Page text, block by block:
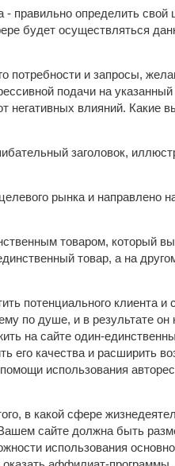
правильно определить свой
будет осуществляться
потребности и запросы,
подачи на
негативных влияний. Какие
заголовок,
рынка и направлено
товаром, который
товар, а на
потенциального клиента и
по душе, и в результате он
на сайте один-
его качества и расширить
использования
в какой сфере
сайте должна быть
использования